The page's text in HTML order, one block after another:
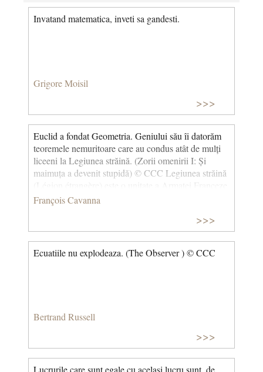
Invatand matematica, inveti sa gandesti.
Grigore Moisil
>>>
Euclid a fondat Geometria. Geniului său îi datorăm
teoremele nemuritoare care au condus atât de mulți
liceeni la Legiunea străină. (Zorii omenirii I: Și
maimuța a devenit stupidă) © CCC Legiunea străină
(Légion étrangère) este o unitate a Armatei Franceze,
care a fost întemeiată pe data de 10 martie 1831
printr-un decret dat de Ludovic-Filip al Franței. A
fost creată pentru voluntarii străini care, după
Revoluția franceză din iulie 1830, nu mai aveau voie
să se înscrie în armata franceză.
François Cavanna
>>>
Ecuatiile nu explodeaza. (The Observer ) © CCC
Bertrand Russell
>>>
Lucrurile care sunt egale cu același lucru sunt, de